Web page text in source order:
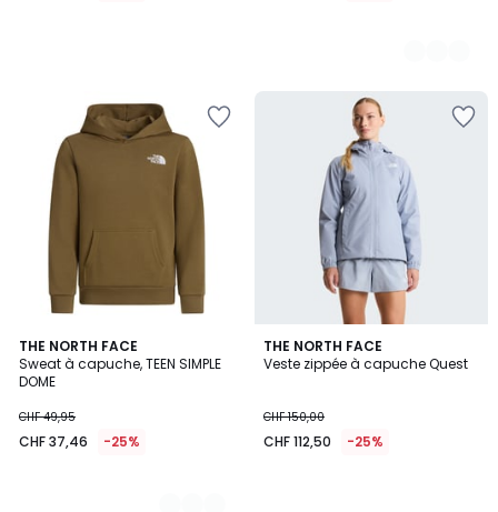
THE NORTH FACE
Sweat à capuche, TEEN SIMPLE
DOME
CHF 49,95
CHF 37,46 -25%
2
Couleurs
THE NORTH FACE
Veste zippée à capuche Quest
CHF 150,00
CHF 112,50 -25%